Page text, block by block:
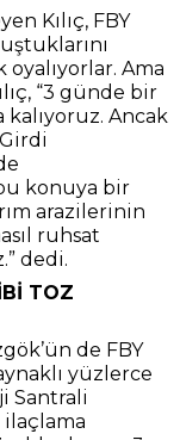
Kılıç, FBY
Ama
“3 günde bir
kalıyoruz. Ancak
konuya bir
arazilerinin
ruhsat
dedi.
TOZ
de FBY
yüzlerce
Santrali
ilaçlama